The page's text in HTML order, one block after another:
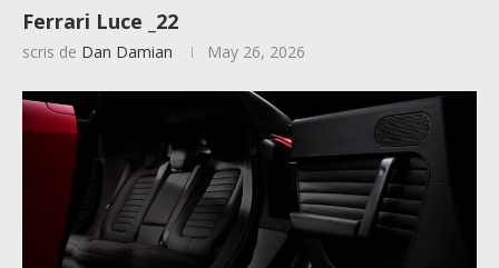
Ferrari Luce _22
scris de Dan Damian May 26, 2026